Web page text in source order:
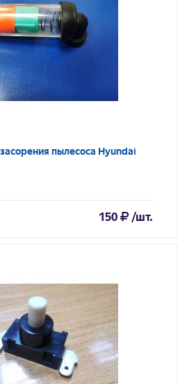
пылесоса Hyundai
150 /шт.